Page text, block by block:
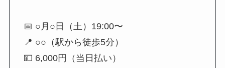
📅 ○月○日（土）19:00〜
📍 ○○（駅から徒歩5分）
💴 6,000円（当日払い）